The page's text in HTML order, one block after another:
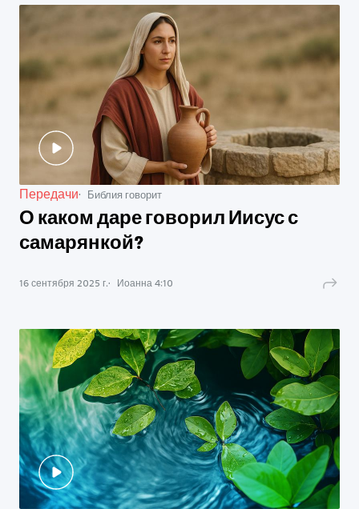
Передачи Библия говорит
О каком даре говорил Иисус с
самарянкой?
16 сентября 2025 г. Иоанна 4:10